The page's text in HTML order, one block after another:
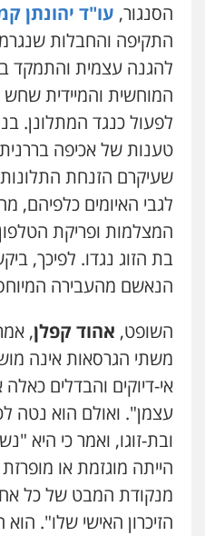
הסנגור, עו"ד יהונתן
התקיפה והחבלות
להגנה עצמית והתמקד
המוחשית והמיידית
לפעול כנגד המתלונן.
טענות של אכיפה
שעיקרם הזנחת
לגבי האיומים כלפיהם,
המצלמות ופריקת
בת הזוג נגדו. לפיכך,
הנאשם מהעבירה
השופט, אהוד קפלן,
משתי הגרסאות אינה
אי-דיוקים והבדלים
עצמן". ואולם הוא נטה
ובת-זוגו, ואמר כי היא
הייתה מוגזמת או
מנקודת המבט של כל אחד
הזיכרון האישי שלו".